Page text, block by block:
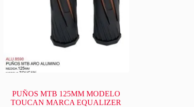
PUÑOS MTB 125MM MODELO
TOUCAN MARCA EQUALIZER